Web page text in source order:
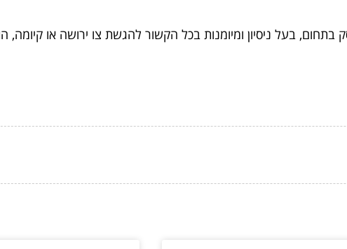
בעל ניסיון ומיומנות בכל הקשור להגשת צו ירושה או קיומה,